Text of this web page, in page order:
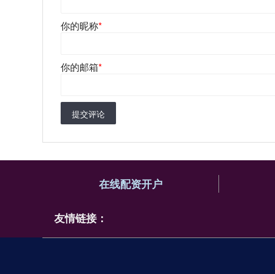
你的昵称*
你的邮箱*
提交评论
在线配资开户
友情链接：